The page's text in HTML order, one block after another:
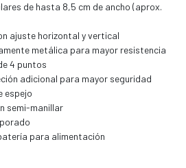
de hasta 8,5 cm de ancho (aprox.
ajuste horizontal y vertical
metálica para mayor resistencia
4 puntos
adicional para mayor seguridad
espejo
semi-manillar
para alimentación